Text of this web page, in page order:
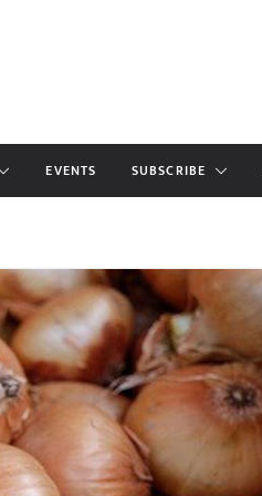
EVENTS SUBSCRIBE